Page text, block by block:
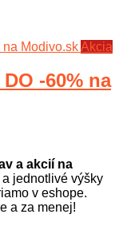
Akcia
-60% na
a akcií na
jednotlivé výšky
v eshope.
a za menej!